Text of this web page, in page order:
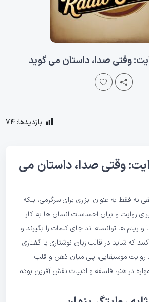
وقتی صدا، داستان می گوید
بازدیدها: 74
وقتی صدا، داستان می
نه فقط به عنوان ابزاری برای سرگرمی، بلکه
روایت و بیان احساسات انسان ها به کار
ریتم ها توانسته اند جای کلمات را بگیرند و
که شاید در قالب زبان نوشتاری یا گفتاری
روایت موسیقایی، پلی میان ذهن و قلب
در هنر، فلسفه و ادبیات نقش آفرین بوده